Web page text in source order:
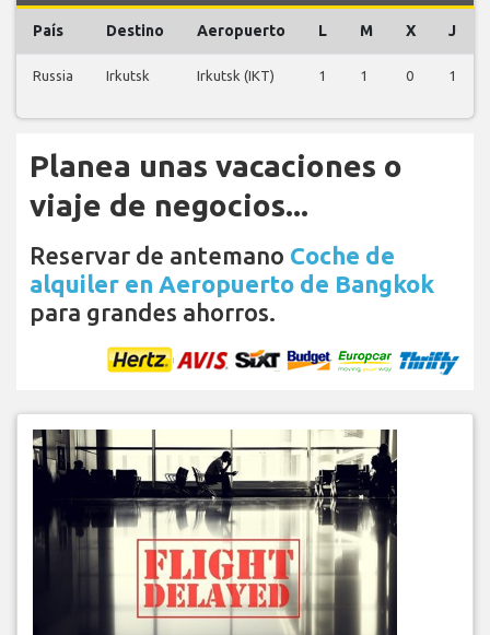
País Destino Aeropuerto L M X J
Russia Irkutsk Irkutsk (IKT) 1 1 0 1
Planea unas vacaciones o
viaje de negocios...
Reservar de antemano Coche de
alquiler en Aeropuerto de Bangkok
para grandes ahorros.